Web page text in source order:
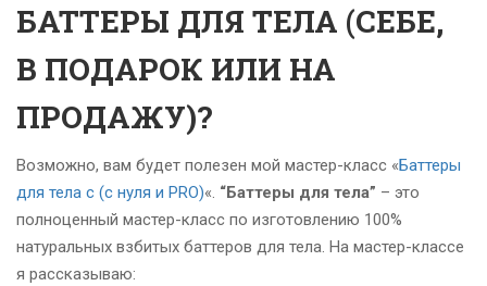
БАТТЕРЫ ДЛЯ ТЕЛА (СЕБЕ,
В ПОДАРОК ИЛИ НА
ПРОДАЖУ)?
Возможно, вам будет полезен мой мастер-класс «Баттеры
для тела с (с нуля и PRO)«. “Баттеры для тела” – это
полноценный мастер-класс по изготовлению 100%
натуральных взбитых баттеров для тела. На мастер-классе
я рассказываю: